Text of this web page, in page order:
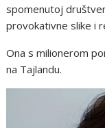
spomenutoj
provokativne slike i
Ona s milionerom
na Tajlandu.